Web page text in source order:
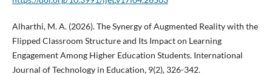
Alharthi, M. A. (2026). The Synergy of Augmented Reality with the
Flipped Classroom Structure and Its Impact on Learning
Engagement Among Higher Education Students. International
Journal of Technology in Education, 9(2), 326-342.